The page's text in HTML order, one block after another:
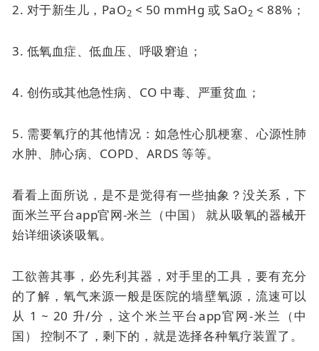
2. 对于新生儿，PaO2 < 50 mmHg 或 SaO2 < 88%；
3. 低氧血症、低血压、呼吸窘迫；
4. 创伤或其他急性病、CO 中毒、严重贫血；
5. 需要氧疗的其他情况：如急性心肌梗塞、心源性肺
水肿、肺心病、COPD、ARDS 等等。
看看上面所说，是不是觉得有一些抽象？没关系，下
面米兰平台app官网-米兰（中国） 就从吸氧的器械开
始详细谈谈吸氧。
工欲善其事，必先利其器，对手里的工具，要有充分
的了解，氧气来源一般是医院的墙壁氧源，流速可以
从 1 ~ 20 升/分，这个米兰平台app官网-米兰（中
国） 控制不了，剩下的，就是选择各种氧疗装置了。